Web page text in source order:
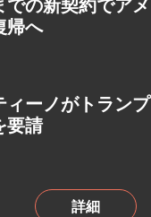
帰へ
ィーノがトランプ
要請
詳細